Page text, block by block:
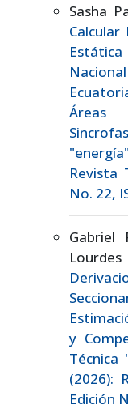
Sasha
Áreas
Revista
No. 22,
Gabriel
Lourdes
y
Técnica
(2026):
Edición